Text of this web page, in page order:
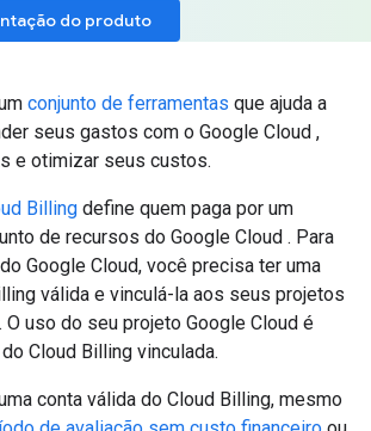
do produto
conjunto de ferramentas que ajuda a
seus gastos com o Google Cloud ,
e otimizar seus custos.
Billing define quem paga por um
de recursos do Google Cloud . Para
Google Cloud, você precisa ter uma
válida e vinculá-la aos seus projetos
O uso do seu projeto Google Cloud é
Cloud Billing vinculada.
conta válida do Cloud Billing, mesmo